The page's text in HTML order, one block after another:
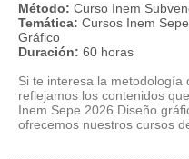
Método: Curso Inem
Temática: Cursos Inem
Gráfico
Duración: 60 horas
Si te interesa la
reflejamos los contenidos
Inem Sepe 2026 Diseño
ofrecemos nuestros cursos